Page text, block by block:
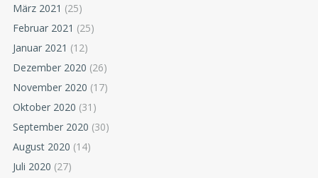
März 2021 (25)
Februar 2021 (25)
Januar 2021 (12)
Dezember 2020 (26)
November 2020 (17)
Oktober 2020 (31)
September 2020 (30)
August 2020 (14)
Juli 2020 (27)